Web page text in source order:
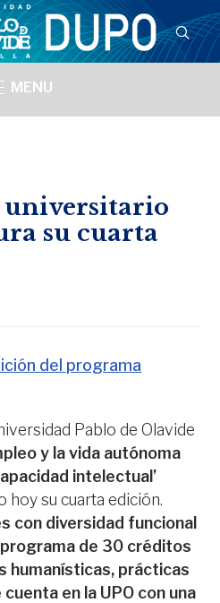
MENU
su cuarta
Pablo de Olavide
y la vida autónoma
intelectual’
hoy su cuarta edición.
con diversidad funcional
de 30 créditos
humanísticas, prácticas
en la UPO con una